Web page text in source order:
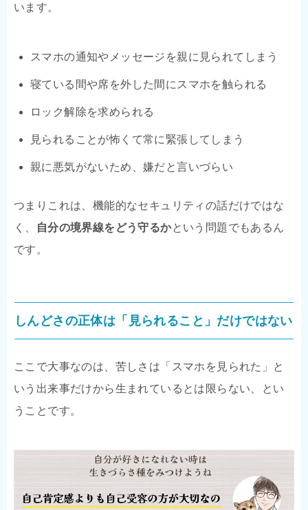
います。
スマホの通知やメッセージを親に見られてしまう
寝ている間や席を外した間にスマホを触られる
ロック解除を求められる
見られることが怖くて常に緊張してしまう
親に悪気がないため、嫌だと言いづらい
つまりこれは、機能的なセキュリティの話だけではな
く、
自分の境界線をどう守るかという問題でもあるん
です。
しんどさの正体は「見られること」だけではない
ここで大事なのは、苦しさは「スマホを見られた」と
いう出来事だけから生まれているとは限らない、とい
うことです。